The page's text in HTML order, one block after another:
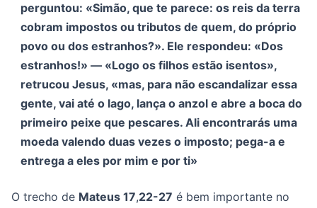
perguntou: «Simão, que te parece: os reis da terra
cobram impostos ou tributos de quem, do próprio
povo ou dos estranhos?». Ele respondeu: «Dos
estranhos!» — «Logo os filhos estão isentos»,
retrucou Jesus, «mas, para não escandalizar essa
gente, vai até o lago, lança o anzol e abre a boca do
primeiro peixe que pescares. Ali encontrarás uma
moeda valendo duas vezes o imposto; pega-a e
entrega a eles por mim e por ti»
O trecho de Mateus 17,22-27 é bem importante no